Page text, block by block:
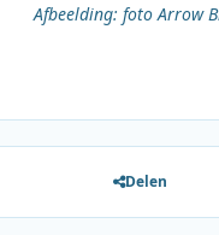
Afbeelding: foto Arrow
Delen